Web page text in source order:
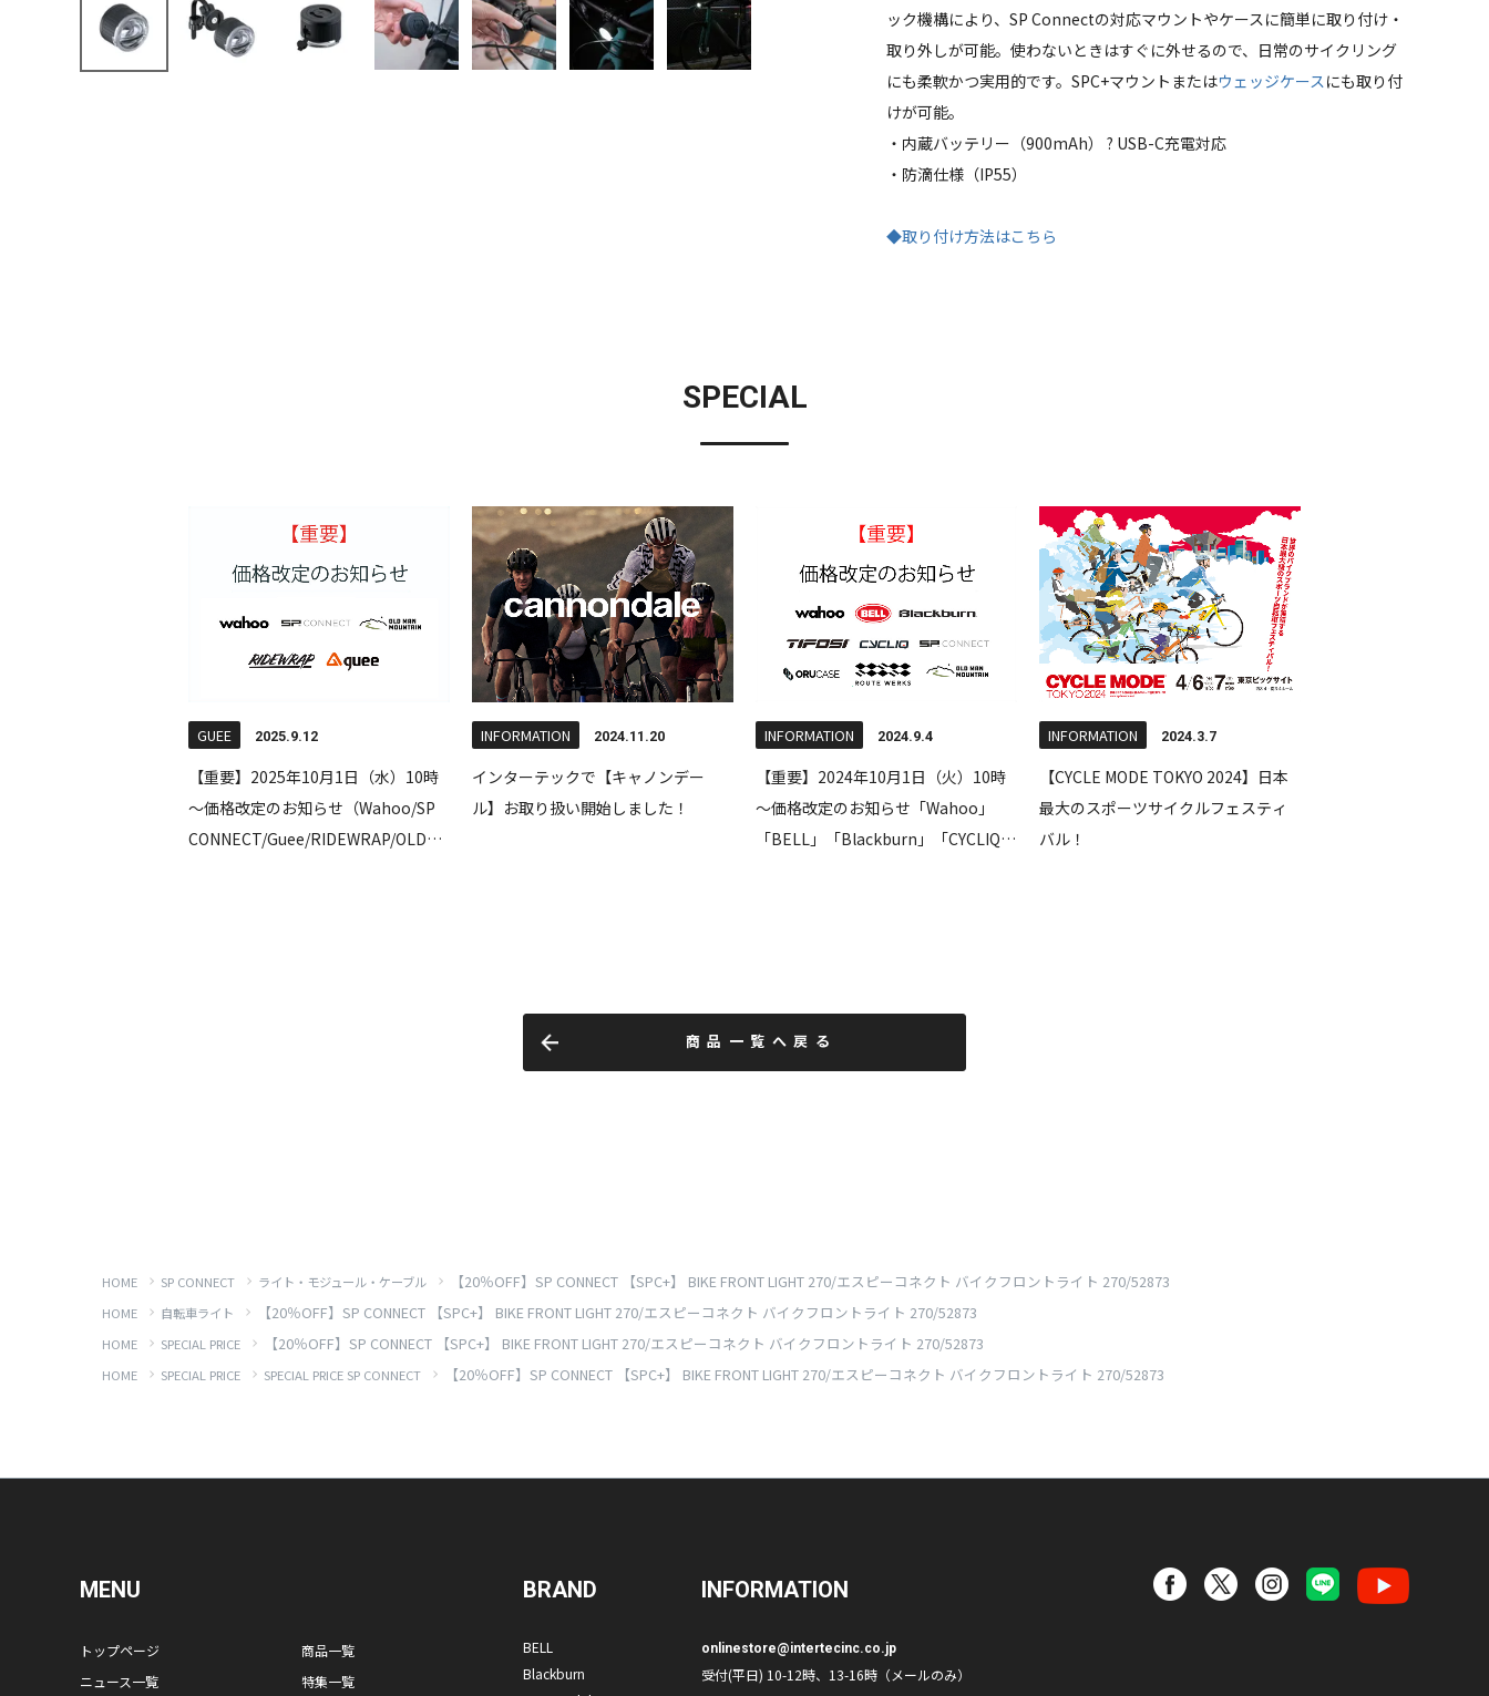
ック機構により、SP Connectの対応マウントやケースに簡単に取り付け・
取り外しが可能。使わないときはすぐに外せるので、日常のサイクリング
にも柔軟かつ実用的です。SPC+マウントまたはウェッジケース にも取り付
けが可能。
・内蔵バッテリー（900mAh） ? USB-C充電対応
・防滴仕様（IP55）
◆取り付け方法はこちら
SPECIAL
商品一覧へ戻る
HOME SP CONNECT ライト・モジュール・ケーブル 【20％OFF】SP CONNECT 【SPC+】 BIKE FRONT LIGHT 270/エスピーコネクト バイクフロントライト 270/52873
HOME 自転車ライト 【20％OFF】SP CONNECT 【SPC+】 BIKE FRONT LIGHT 270/エスピーコネクト バイクフロントライト 270/52873
HOME SPECIAL PRICE 【20％OFF】SP CONNECT 【SPC+】 BIKE FRONT LIGHT 270/エスピーコネクト バイクフロントライト 270/52873
HOME SPECIAL PRICE SPECIAL PRICE SP CONNECT 【20％OFF】SP CONNECT 【SPC+】 BIKE FRONT LIGHT 270/エスピーコネクト バイクフロントライト 270/52873
MENU
トップページ
商品一覧
ニュース一覧
特集一覧
BRAND
BELL
Blackburn
INFORMATION
onlinestore@intertecinc.co.jp
受付(平日) 10-12時、13-16時（メールのみ）